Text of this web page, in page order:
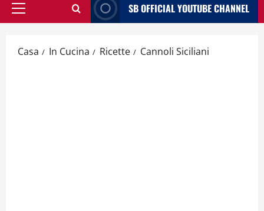
Menù
SB OFFICIAL YOUTUBE CHANNEL
Casa In Cucina Ricette Cannoli Siciliani